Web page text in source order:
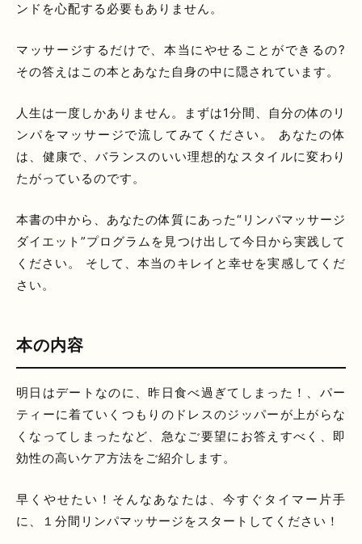
ンドを心配する必要もありません。
マッサージするだけで、本当にやせることができるの?
その答えはこの本とあなた自身の中に隠されています。
人生は一度しかありません。まずは1分間、自分の体のリ
ンパをマッサージで流してみてください。 あなたの体
は、健康で、バランスのいい理想的なスタイルに変わり
たがっているのです。
本書の中から、あなたの体質にあった“リンパマッサージ
ダイエット”プログラムを見つけ出して今日から実践して
ください。 そして、本当のキレイと幸せを実感してくだ
さい。
本の内容
明日はデートなのに、昨日食べ過ぎてしまった！、パー
ティーに着ていくつもりのドレスのジッパーが上がらな
くなってしまったなど、急なご要望にお答えすべく、即
効性の高いケア方法をご紹介します。
早くやせたい！そんなあなたは、今すぐタイマー片手
に、１分間リンパマッサージをスタートしてください！